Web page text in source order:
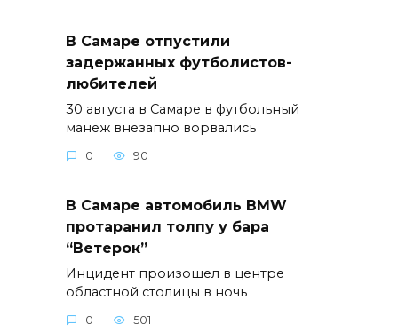
В Самаре отпустили
задержанных футболистов-
любителей
30 августа в Самаре в футбольный
манеж внезапно ворвались
0 90
В Самаре автомобиль BMW
протаранил толпу у бара
“Ветерок”
Инцидент произошел в центре
областной столицы в ночь
0 501